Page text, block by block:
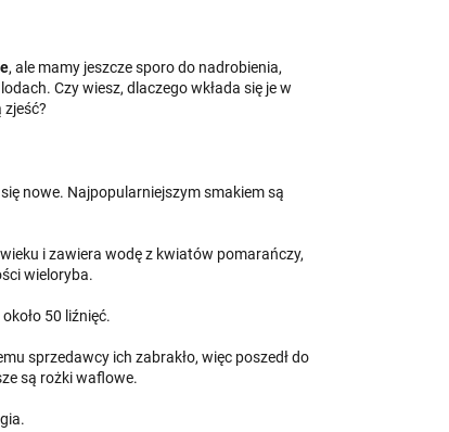
, ale mamy jeszcze sporo do nadrobienia,
Czy wiesz, dlaczego wkłada się je w
zjeść?
nowe. Najpopularniejszym smakiem są
i zawiera wodę z kwiatów pomarańczy,
wieloryba.
50 liźnięć.
sprzedawcy ich zabrakło, więc poszedł do
są rożki waflowe.